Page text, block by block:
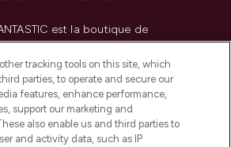
est la boutique de
incontournable en Europe,
meilleurs produits de soins
des cheveux et de maquillage
200 marques prestigieuses.
achats en ligne ou via
avec la livraison offerte dès
55€ d'achat.
tracking tools on this site, which
parties, to operate and secure our
features, enhance performance,
support our marketing and
also enable us and third parties to
and activity data, such as IP